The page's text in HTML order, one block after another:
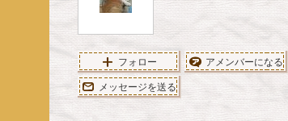
フォロー アメンバーになる
メッセージを送る